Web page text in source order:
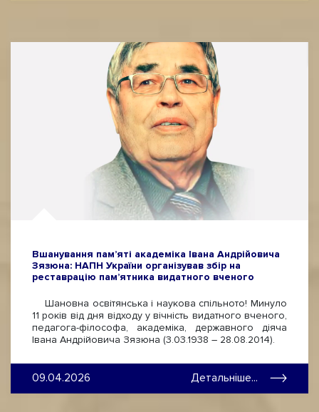
Вшанування пам’яті академіка Івана Андрійовича
Зязюна: НАПН України організував збір на
реставрацію пам’ятника видатного вченого
Шановна освітянська і наукова спільното! Минуло
11 років від дня відходу у вічність видатного вченого,
педагога-філософа, академіка, державного діяча
Івана Андрійовича Зязюна (3.03.1938 – 28.08.2014).
09.04.2026 Детальніше...